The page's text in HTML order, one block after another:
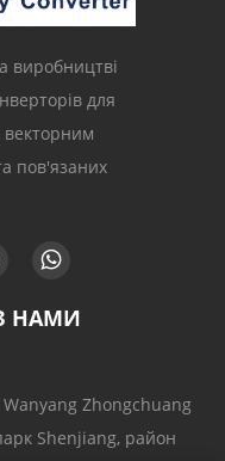
виробництві
для
векторним
пов'язаних
НАМИ
Wanyang Zhongchuang
Shenjiang, район